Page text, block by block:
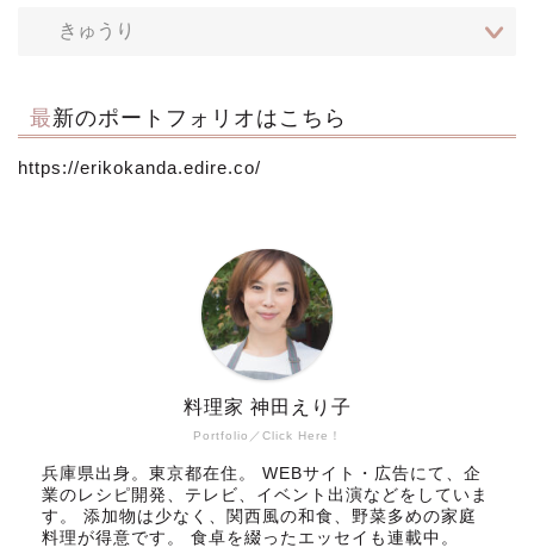
最新のポートフォリオはこちら
https://erikokanda.edire.co/
Portfolio／Click Here！
料理家 神田えり子
兵庫県出身。東京都在住。 WEBサイト・広告にて、企
業のレシピ開発、テレビ、イベント出演などをしていま
す。 添加物は少なく、関西風の和食、野菜多めの家庭
料理が得意です。 食卓を綴ったエッセイも連載中。